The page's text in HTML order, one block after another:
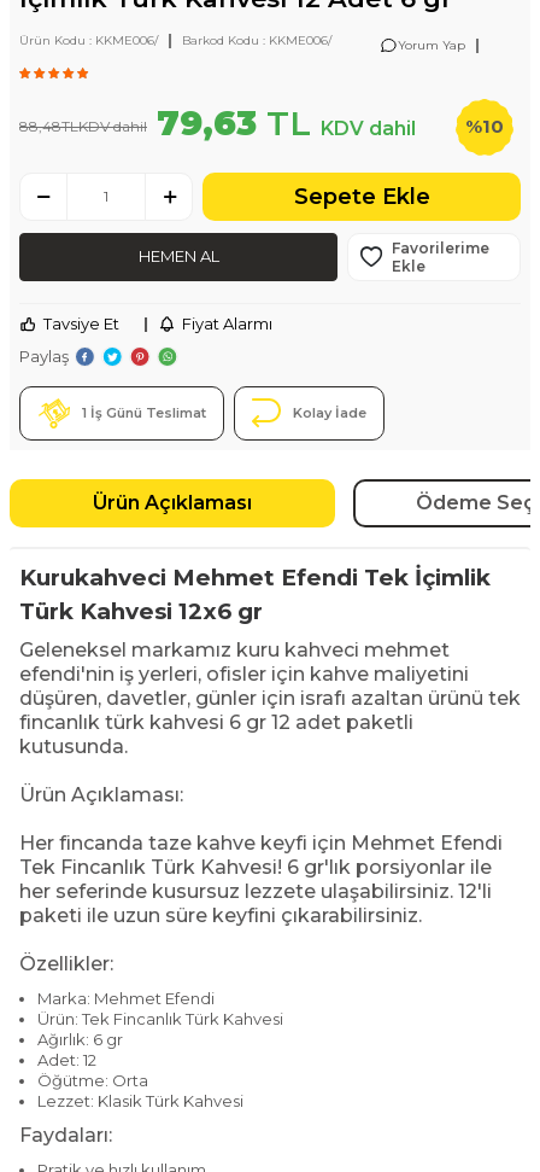
Ürün Kodu : KKME006/ | Barkod Kodu : KKME006/ Yorum Yap |
88,48TLKDV dahil 79,63 TL KDV dahil %10
Sepete Ekle
HEMEN AL
Favorilerime
Ekle
Tavsiye Et |
Fiyat Alarmı
Paylaş
1 İş Günü Teslimat Kolay İade
Ürün Açıklaması Ödeme
Kurukahveci Mehmet Efendi Tek İçimlik
Türk Kahvesi 12x6 gr
Geleneksel markamız kuru kahveci mehmet
efendi'nin iş yerleri, ofisler için kahve maliyetini
düşüren, davetler, günler için israfı azaltan ürünü tek
fincanlık türk kahvesi 6 gr 12 adet paketli
kutusunda.
Ürün Açıklaması:
Her fincanda taze kahve keyfi için Mehmet Efendi
Tek Fincanlık Türk Kahvesi! 6 gr'lık porsiyonlar ile
her seferinde kusursuz lezzete ulaşabilirsiniz. 12'li
paketi ile uzun süre keyfini çıkarabilirsiniz.
Özellikler:
Marka: Mehmet Efendi
Ürün: Tek Fincanlık Türk Kahvesi
Ağırlık: 6 gr
Adet: 12
Öğütme: Orta
Lezzet: Klasik Türk Kahvesi
Faydaları: